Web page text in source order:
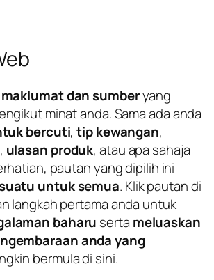
dan sumberyang
minat anda. Sama ada anda
bercuti,tip kewangan,
, ulasan produk, atau apa sahaja
pautan yang dipilih ini
untuk semua. Klik pautan di
langkah pertama anda untuk
baharu serta meluaskan
anda yang
bermula di sini.